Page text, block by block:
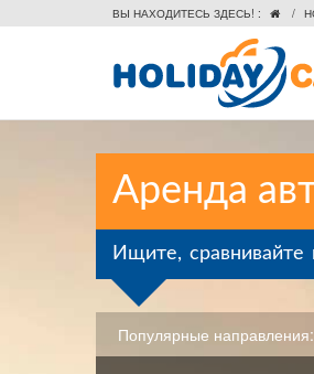
ВЫ НАХОДИТЕСЬ ЗДЕСЬ! :  /
Аренда
Ищите,
Популярные направления: